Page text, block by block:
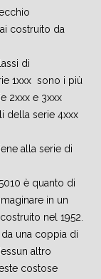
costruito da
di
1xxx sono i più
2xxx e 3xxx
della serie 4xxx
alla serie di
è quanto di
in un
nel 1952.
una coppia di
altro
costose